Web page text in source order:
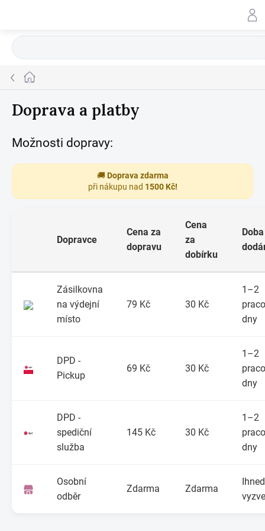
Domů
Doprava a platby
Možnosti dopravy:
🚚 Doprava zdarma
při nákupu nad 1500 Kč!
Dopravce
Cena za
dopravu
Cena
za
dobírku
Doba
Zásilkovna
na výdejní
místo
79 Kč 30 Kč
1–2
dny
DPD -
Pickup
69 Kč 30 Kč
1–2
dny
DPD -
spediční
služba
145 Kč 30 Kč
1–2
dny
Osobní
odběr
Zdarma Zdarma